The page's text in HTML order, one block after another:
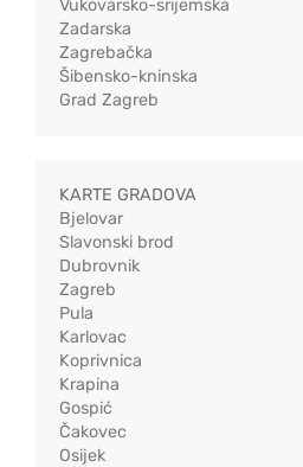
Vukovarsko-srijemska
Zadarska
Zagrebačka
Šibensko-kninska
Grad Zagreb
KARTE GRADOVA
Bjelovar
Slavonski brod
Dubrovnik
Zagreb
Pula
Karlovac
Koprivnica
Krapina
Gospić
Čakovec
Osijek